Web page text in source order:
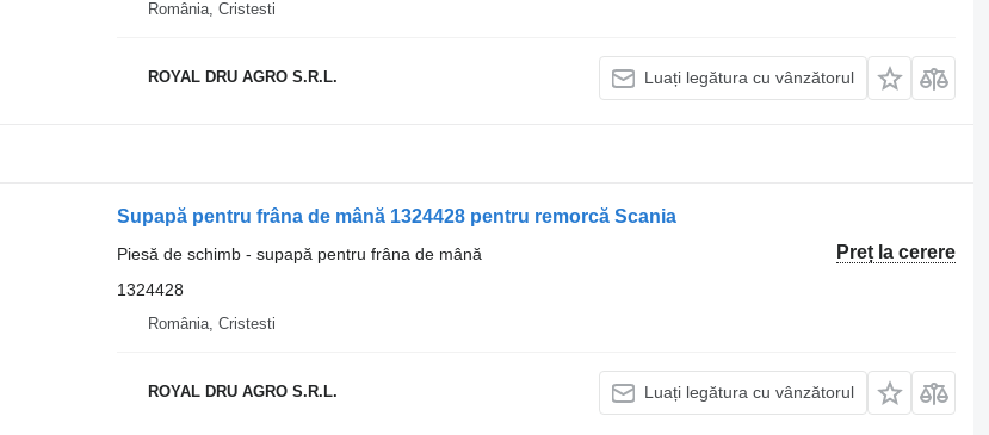
România, Cristesti
ROYAL DRU AGRO S.R.L. Luați legătura cu vânzătorul
Supapă pentru frâna de mână 1324428 pentru remorcă Scania
Preț la cerere
Piesă de schimb - supapă pentru frâna de mână
1324428
România, Cristesti
ROYAL DRU AGRO S.R.L. Luați legătura cu vânzătorul